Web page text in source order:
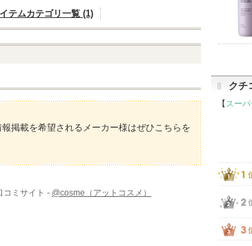
テムカテゴリ一覧 (1)
掲載を希望されるメーカー様はぜひこちらを
コミサイト - @cosme（アットコスメ）
クチ
【 スー